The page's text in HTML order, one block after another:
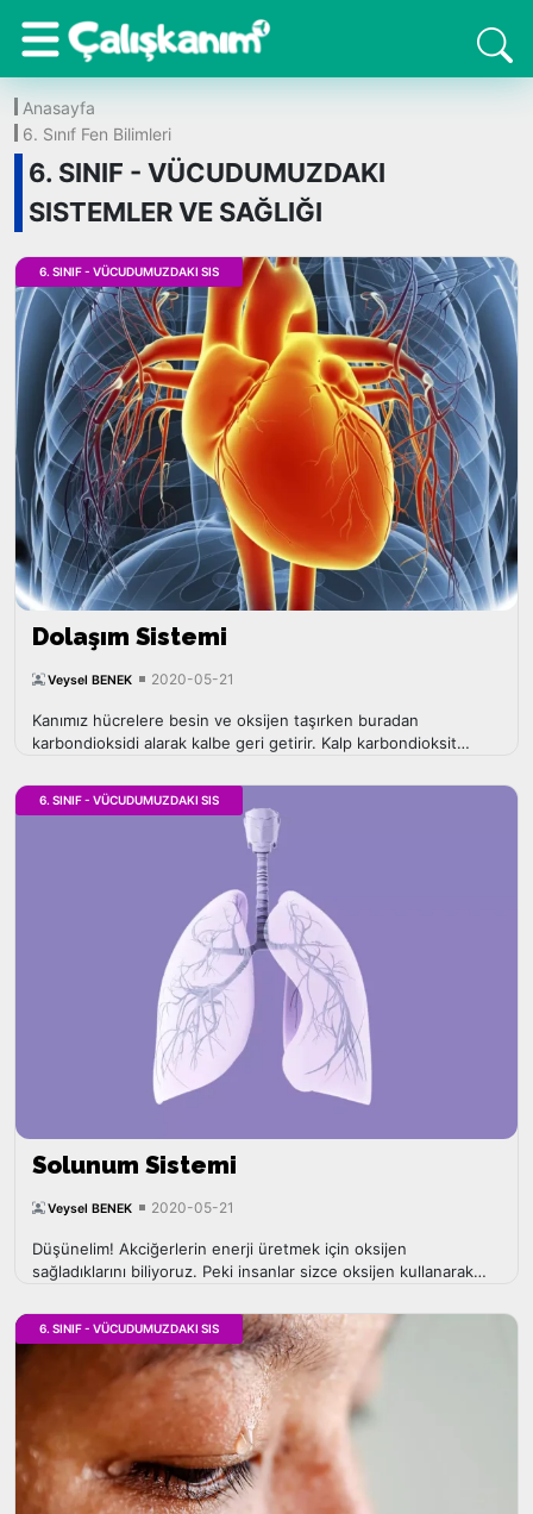
Anasayfa
6. Sınıf Fen Bilimleri
6. SINIF - VÜCUDUMUZDAKI
SISTEMLER VE SAĞLIĞI
Dolaşım Sistemi
Veysel BENEK 2020-05-21
Kanımız hücrelere besin ve oksijen taşırken buradan
karbondioksidi alarak kalbe geri getirir. Kalp karbondioksit
6. SINIF - VÜCUDUMUZDAKI SIS
Solunum Sistemi
Veysel BENEK 2020-05-21
Düşünelim! Akciğerlerin enerji üretmek için oksijen
sağladıklarını biliyoruz. Peki insanlar sizce oksijen kullanarak
6. SINIF - VÜCUDUMUZDAKI SIS
6. SINIF - VÜCUDUMUZDAKI SIS